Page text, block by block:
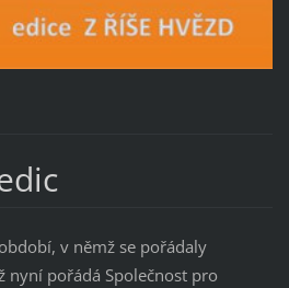
v němž se pořádaly
nyní pořádá Společnost pro